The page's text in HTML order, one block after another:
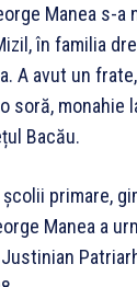
Manea s-a
în familia
A avut un
soră, monahie
Bacău.
primare,
Manea a